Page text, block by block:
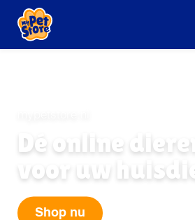
Dé online
voor uw
Shop nu